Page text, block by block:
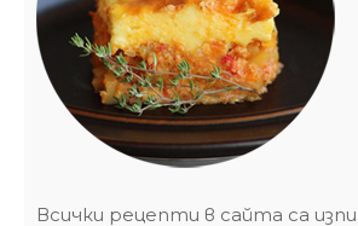
Всички рецепти в сайта са